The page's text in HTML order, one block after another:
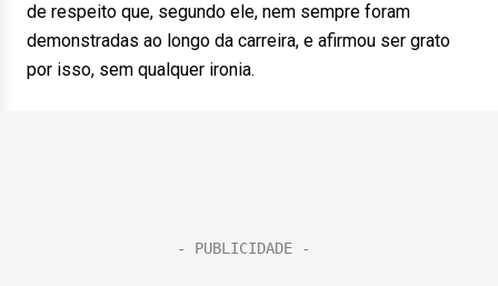
de respeito que, segundo ele, nem sempre foram
demonstradas ao longo da carreira, e afirmou ser grato
por isso, sem qualquer ironia.